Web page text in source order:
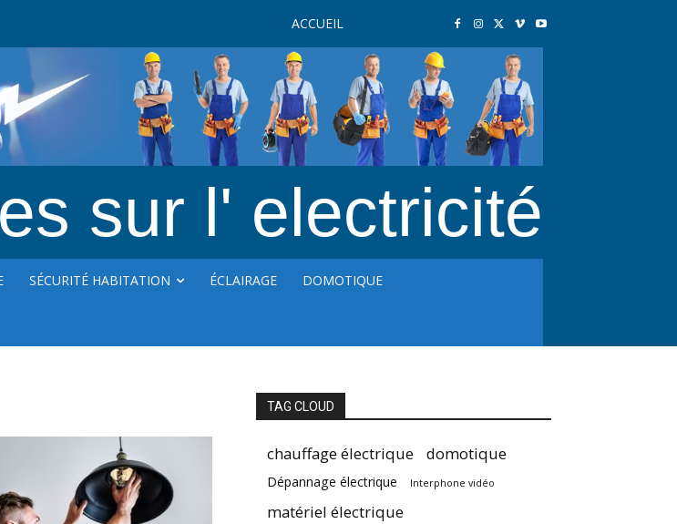
ACCUEIL
sur l' electricité
SÉCURITÉ HABITATION ÉCLAIRAGE DOMOTIQUE
TAG CLOUD
chauffage électrique domotique
Dépannage électrique Interphone vidéo
matériel électrique